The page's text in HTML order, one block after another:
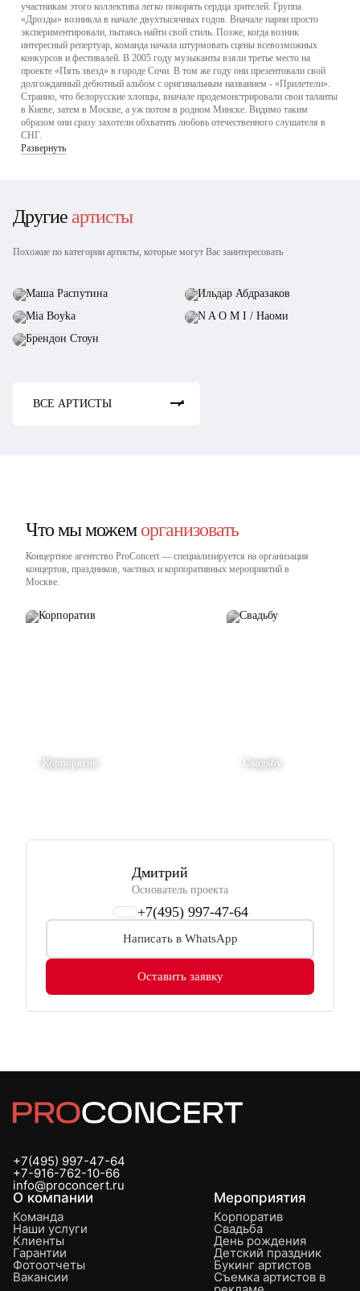
участникам этого коллектива легко покорять сердца зрителей. Группа
«Дрозды» возникла в начале двухтысячных годов. Вначале парни просто
экспериментировали, пытаясь найти свой стиль. Позже, когда возник
интересный репертуар, команда начала штурмовать сцены всевозможных
конкурсов и фестивалей. В 2005 году музыканты взяли третье место на
проекте «Пять звезд» в городе Сочи. В том же году они презентовали свой
долгожданный дебютный альбом с оригинальным названием - «Прилетели».
Странно, что белорусские хлопцы, вначале продемонстрировали свои таланты
в Киеве, затем в Москве, а уж потом в родном Минске. Видимо таким
образом они сразу захотели обхватить любовь отечественного слушателя в
СНГ.
Развернуть
Другие артисты
Похожие по категории артисты, которые могут Вас заинтересовать
N A O M I / Наоми
Брендон Стоун
ВСЕ АРТИСТЫ
Что мы можеморганизовать
Концертное агентство ProConcert — cпециализируется на организация
концертов, праздников, частных и корпоративных мероприятий в
Москве.
Корпоратив Свадьбу
Дмитрий
Основатель проекта
+7(495) 997-47-64
Написать в WhatsApp
Оставить заявку
+7(495) 997-47-64
+7-916-762-10-66
info@proconcert.ru
О компании
Команда
Наши услуги
Клиенты
Гарантии
Фотоотчеты
Вакансии
Мероприятия
Корпоратив
Свадьба
День рождения
Детский праздник
Букинг артистов
Съемка артистов в